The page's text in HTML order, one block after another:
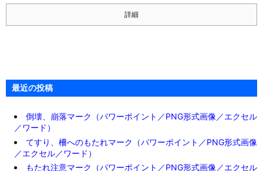
詳細
最近の投稿
倒壊、崩落マーク（パワーポイント／PNG形式画像／エクセル
／ワード）
てすり、柵へのもたれマーク（パワーポイント／PNG形式画像
／エクセル／ワード）
もたれ注意マーク（パワーポイント／PNG形式画像／エクセル